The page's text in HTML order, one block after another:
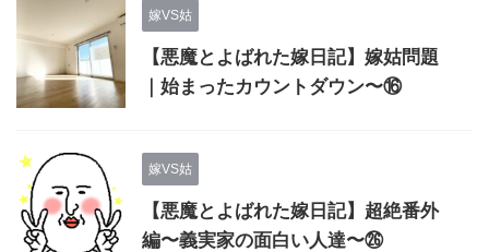
嫁VS姑
【悪魔とよばれた嫁日記】嫁姑問題
｜始まったカウントダウン〜⑯
嫁VS姑
【悪魔とよばれた嫁日記】超絶番外
編〜義実家の面白い人達〜㉖